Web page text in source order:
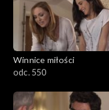
Winnice miłości
odc. 550